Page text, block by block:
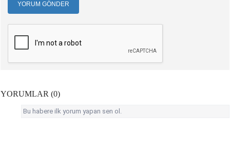
YORUM GÖNDER
YORUMLAR (0)
Bu habere ilk yorum yapan sen ol.